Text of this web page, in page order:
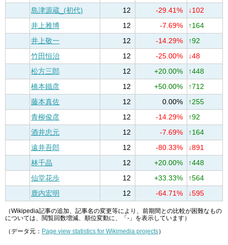
島津源蔵_(初代)
12 -29.41%
↓102
井上雅博
12 -7.69%
↑164
井上敬一
12 -14.29%
↑92
竹田恒治
12 -25.00%
↓48
松方三郎
12 +20.00%
↑448
橋本鐵彦
12 +50.00%
↑712
藤本真佐
12 0.00%
↑255
青柳俊彦
12 -14.29%
↑92
酒井忠元
12 -7.69%
↑164
遠井吾郎
12 -80.33%
↓891
林千晶
12 +20.00%
↑448
仙堂花歩
12 +33.33%
↑564
鹿内宏明
12 -64.71% ↓595
（Wikipedia記事の追加、記事名の変更等により、前期間との比較が困難なもの
については、閲覧回数増減、順位変動に、「-」を表示しています）
（データ元： Page view statistics for Wikimedia projects）